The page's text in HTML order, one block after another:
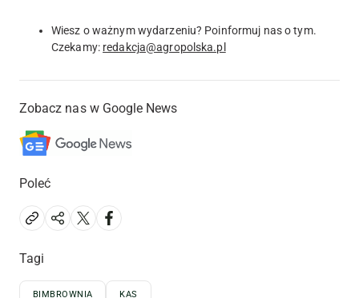
Wiesz o ważnym wydarzeniu? Poinformuj nas o tym.
Czekamy: redakcja@agropolska.pl
Zobacz nas w Google News
Poleć
Tagi
BIMBROWNIA KAS